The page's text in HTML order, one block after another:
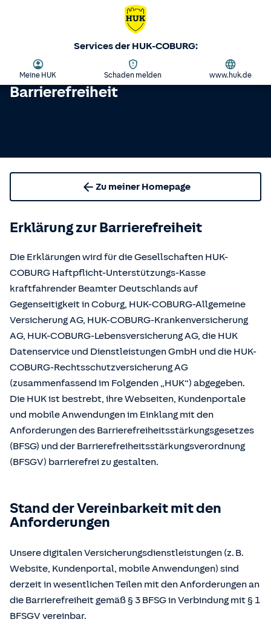
Services der HUK-COBURG:
Meine HUK Schaden melden www.huk.de
Barrierefreiheit
Zu meiner Homepage
Erklärung zur Barrierefreiheit
Die Erklärungen wird für die Gesellschaften HUK-
COBURG Haftpflicht-Unterstützungs-Kasse
kraftfahrender Beamter Deutschlands auf
Gegenseitigkeit in Coburg, HUK-COBURG-Allgemeine
Versicherung AG, HUK-COBURG-Krankenversicherung
AG, HUK-COBURG-Lebensversicherung AG, die HUK
Datenservice und Dienstleistungen GmbH und die HUK-
COBURG-Rechtsschutzversicherung AG
(zusammenfassend im Folgenden „HUK“) abgegeben.
Die HUK ist bestrebt, ihre Webseiten, Kundenportale
und mobile Anwendungen im Einklang mit den
Anforderungen des Barrierefreiheitsstärkungsgesetzes
(BFSG) und der Barrierefreiheitsstärkungsverordnung
(BFSGV) barrierefrei zu gestalten.
Stand der Vereinbarkeit mit den
Anforderungen
Unsere digitalen Versicherungsdienstleistungen (z. B.
Website, Kundenportal, mobile Anwendungen) sind
derzeit in wesentlichen Teilen mit den Anforderungen an
die Barrierefreiheit gemäß § 3 BFSG in Verbindung mit § 1
BFSGV vereinbar.